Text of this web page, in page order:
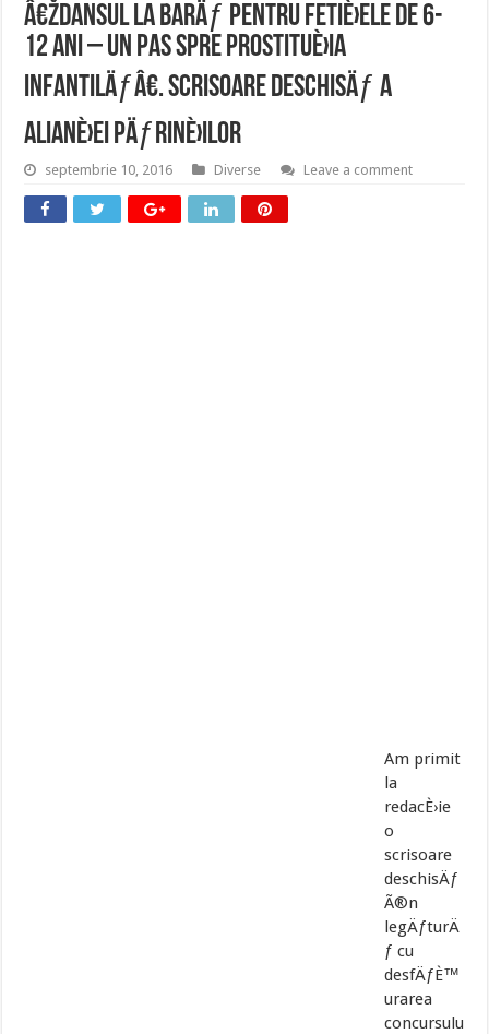
â€žDansul la barÄƒ pentru fetiÈ›ele de 6-
12 ani – un pas spre prostituÈ›ia
infantilÄƒâ€. Scrisoare deschisÄƒ a
AlianÈ›ei PÄƒrinÈ›ilor
septembrie 10, 2016 Diverse Leave a comment
Am primit
la
redacÈ›ie
o
scrisoare
deschisÄƒ
Ã®n
legÄƒturÄ
ƒ cu
desfÄƒÈ™
urarea
concursulu